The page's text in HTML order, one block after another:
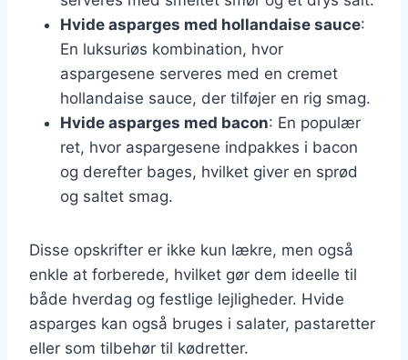
Hvide asparges med hollandaise sauce:
En luksuriøs kombination, hvor
aspargesene serveres med en cremet
hollandaise sauce, der tilføjer en rig smag.
Hvide asparges med bacon: En populær
ret, hvor aspargesene indpakkes i bacon
og derefter bages, hvilket giver en sprød
og saltet smag.
Disse opskrifter er ikke kun lækre, men også
enkle at forberede, hvilket gør dem ideelle til
både hverdag og festlige lejligheder. Hvide
asparges kan også bruges i salater, pastaretter
eller som tilbehør til kødretter.